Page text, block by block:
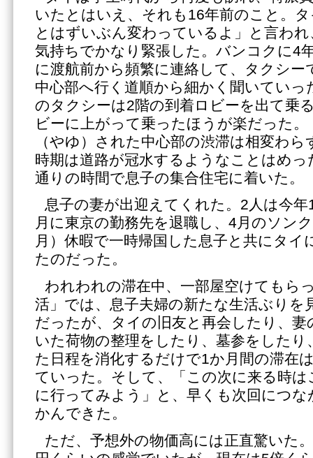
いたとはいえ、それも16年前のこと。
とはずいぶん変わっているよ」と言わ
気持ちでかなり緊張した。バンコクに4
に渡航前から頻繁に連絡して、タクシー
中心部へ行く道順から細かく聞いていっ
のタクシーは2階の到着ロビーを出て乗
ビーに上がって乗ったほうが楽だった。
（やゆ）された中心部の渋滞は相変わ
時期は道路が冠水するようなことはめ
通りの時間で息子の集合住宅に着いた。
息子の妻が出迎えてくれた。2人は今
月に東京の勤務先を退職し、4月のソン
月）休暇で一時帰国した息子と共にタイ
たのだった。
われわれの滞在中、一部屋空けてもら
活」では、息子夫婦の新たな生活ぶりを
だったが、タイの旧友と再会したり、
いた荷物の整理をしたり、墓参をしたり
た日程を消化するだけで1か月間の滞在
ていった。そして、「この次に来る時
に行ってみよう」と、早くも次回につな
かんできた。
ただ、予想外の物価高には正直驚いた